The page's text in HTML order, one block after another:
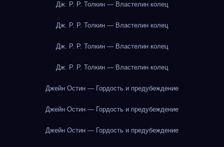
Дж. Р. Р. Толкин — Властелин колец
Дж. Р. Р. Толкин — Властелин колец
Дж. Р. Р. Толкин — Властелин колец
Дж. Р. Р. Толкин — Властелин колец
Джейн Остин — Гордость и предубеждение
Джейн Остин — Гордость и предубеждение
Джейн Остин — Гордость и предубеждение